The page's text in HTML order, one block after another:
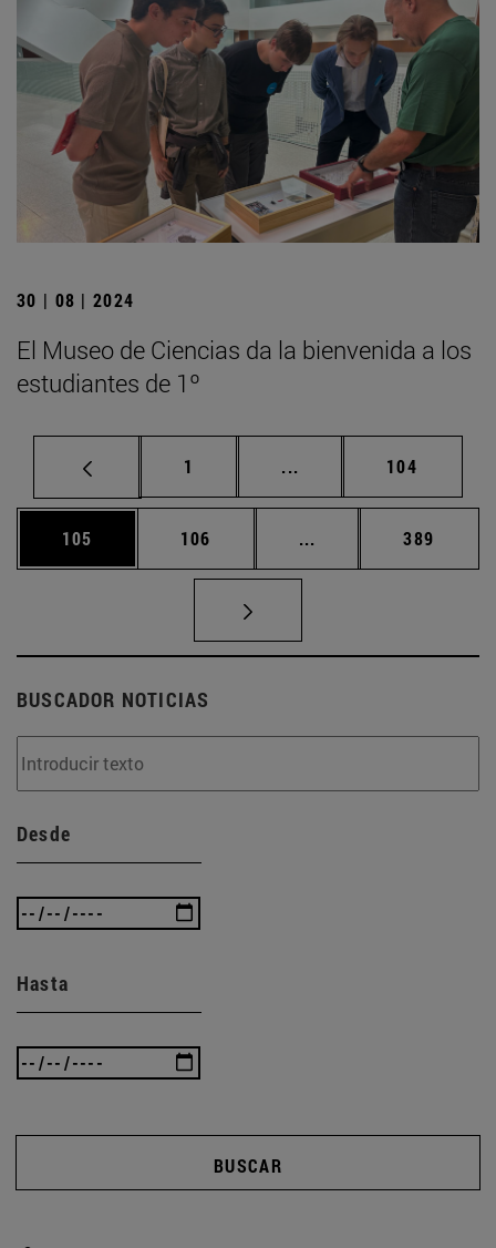
30 | 08 | 2024
El Museo de Ciencias da la bienvenida a los
estudiantes de 1º
Página
1 ... Páginas intermedias
Página
104
Página
105 Página
106 ... Páginas intermedias
Página
389
BUSCADOR NOTICIAS
Desde
Hasta
BUSCAR